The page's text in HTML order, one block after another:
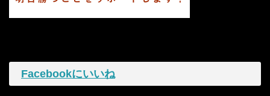
Facebookにいいね